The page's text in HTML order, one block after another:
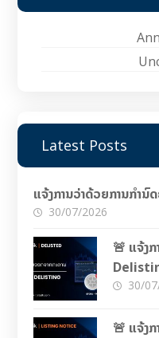
Latest Posts
ແຈ້ງການວ່າດ້ວຍການກຳນົ
30/07/2026
🚨 ແຈ້ງ
30/
🚨 ແຈ້ງ